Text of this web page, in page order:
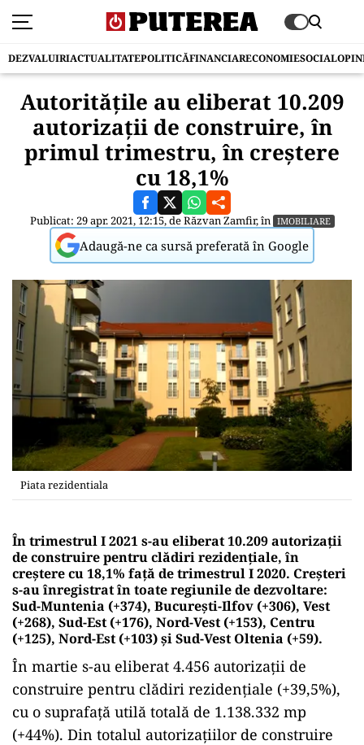
DEZVALUIRIACTUALITATEPOLITICĂFINANCIARECONOMIESOCIAL
Autoritățile au eliberat 10.209
autorizații de construire, în
primul trimestru, în creștere
cu 18,1%
Publicat: 29 apr. 2021, 12:15, deRăzvan Zamfir, în IMOBILIARE
Adaugă-ne ca sursă preferată în Google
Piata rezidentiala
În trimestrul I 2021 s-au eliberat 10.209 autorizaţii
de construire pentru clădiri rezidenţiale, în
creştere cu 18,1% faţă de trimestrul I 2020. Creşteri
s-au înregistrat în toate regiunile de dezvoltare:
Sud-Muntenia (+374), Bucureşti-Ilfov (+306), Vest
(+268), Sud-Est (+176), Nord-Vest (+153), Centru
(+125), Nord-Est (+103) şi Sud-Vest Oltenia (+59).
În martie s-au eliberat 4.456 autorizaţii de
construire pentru clădiri rezidenţiale (+39,5%),
cu o suprafață utilă totală de 1.138.332 mp
(+44%). Din totalul autorizațiilor de construire